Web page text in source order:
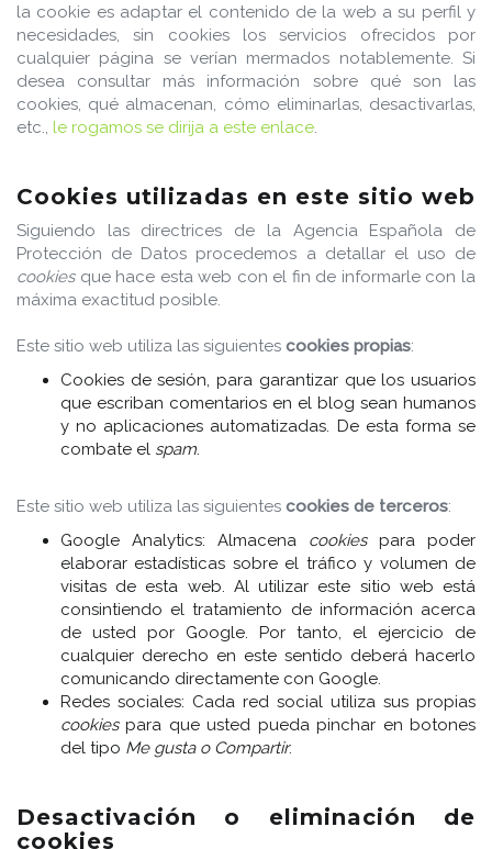
la cookie es adaptar el contenido de la web a su perfil y
necesidades, sin cookies los servicios ofrecidos por
cualquier página se verían mermados notablemente. Si
desea consultar más información sobre qué son las
cookies, qué almacenan, cómo eliminarlas, desactivarlas,
etc., le rogamos se dirija a este enlace.
Cookies utilizadas en este sitio web
Siguiendo las directrices de la Agencia Española de
Protección de Datos procedemos a detallar el uso de
cookiesque hace esta web con el fin de informarle con la
máxima exactitud posible.
Este sitio web utiliza las siguientes cookies propias:
Cookies de sesión, para garantizar que los usuarios
que escriban comentarios en el blog sean humanos
y no aplicaciones automatizadas. De esta forma se
combate el spam.
Este sitio web utiliza las siguientes cookies de terceros:
Google Analytics: Almacena cookiespara poder
elaborar estadísticas sobre el tráfico y volumen de
visitas de esta web. Al utilizar este sitio web está
consintiendo el tratamiento de información acerca
de usted por Google. Por tanto, el ejercicio de
cualquier derecho en este sentido deberá hacerlo
comunicando directamente con Google.
Redes sociales: Cada red social utiliza sus propias
cookiespara que usted pueda pinchar en botones
del tipo Me gusta o Compartir.
Desactivación o eliminación de
cookies